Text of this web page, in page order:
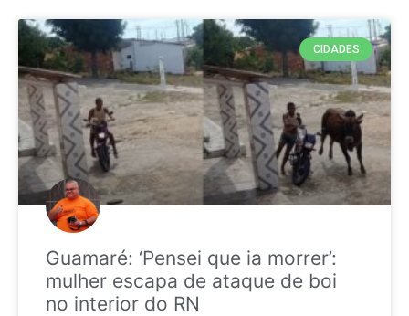
CIDADES
Guamaré: ‘Pensei que ia morrer’:
mulher escapa de ataque de boi
no interior do RN